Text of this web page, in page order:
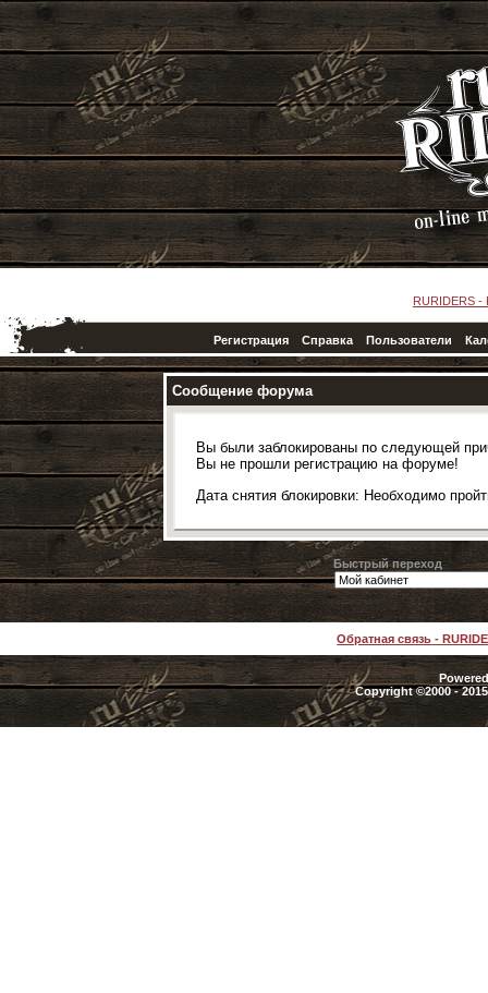
RURIDERS -
Регистрация Справка Пользователи
Сообщение форума
Вы были заблокированы по следующей
Вы не прошли регистрацию на форуме!
Дата снятия блокировки: Необходимо
Быстрый переход
Обратная связь -
Copyright ©2000 -